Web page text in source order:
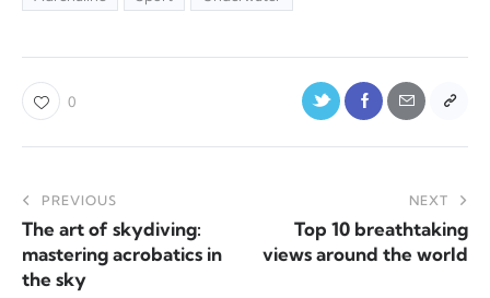
0
PREVIOUS
The art of skydiving:
mastering acrobatics in
the sky
NEXT
Top 10 breathtaking
views around the world